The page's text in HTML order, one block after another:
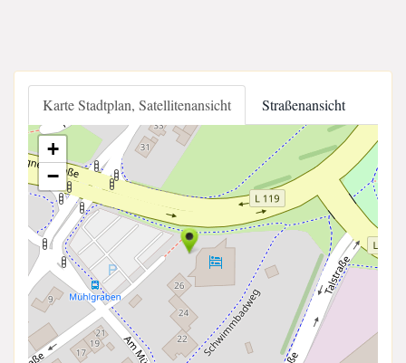
Karte Stadtplan, Satellitenansicht Straßenansicht
+
−